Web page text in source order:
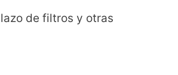
de filtros y otras